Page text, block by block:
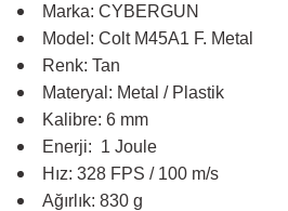
Marka: CYBERGUN
Model: Colt M45A1 F. Metal
Renk: Tan
Materyal: Metal / Plastik
Kalibre: 6 mm
Enerji: 1 Joule
Hız: 328 FPS / 100 m/s
Ağırlık: 830 g